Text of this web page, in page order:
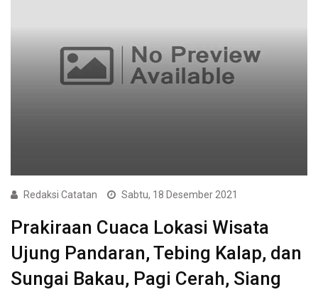
Redaksi Catatan Sabtu, 18 Desember 2021
Prakiraan Cuaca Lokasi Wisata
Ujung Pandaran, Tebing Kalap, dan
Sungai Bakau, Pagi Cerah, Siang